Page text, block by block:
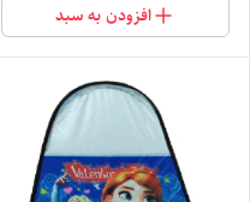
افزودن به سبد